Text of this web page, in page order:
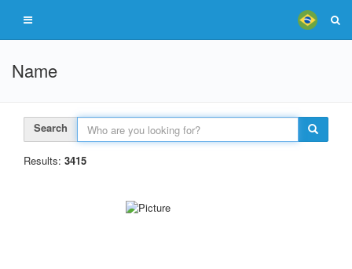
Name
Search
Results: 3415